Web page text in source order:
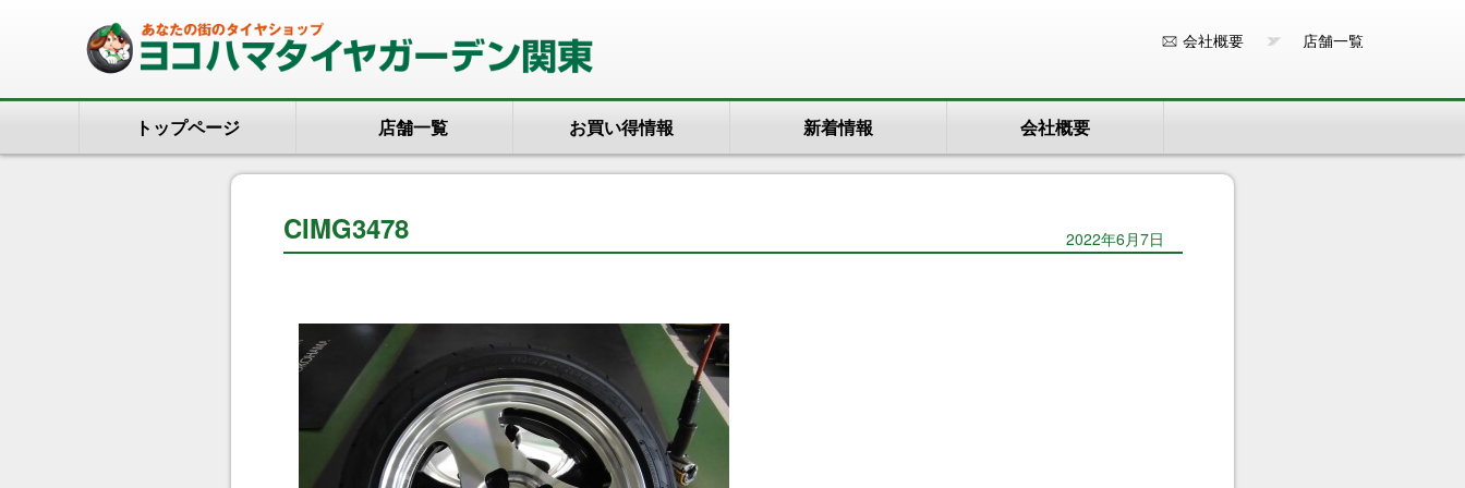
店舗一覧
会社概要
トップページ 店舗一覧 お買い得情報 新着情報 会社概要
CIMG3478 2022年6月7日